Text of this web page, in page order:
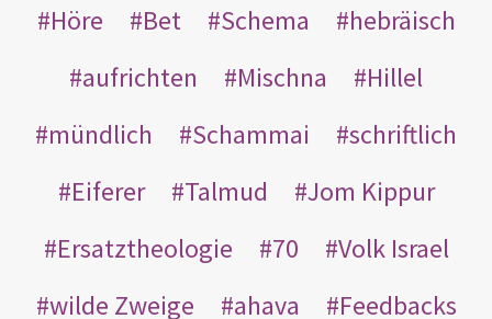
Höre
Bet Schema
hebräisch
aufrichten
Mischna
Hillel
mündlich
Schammai
schriftlich
Eiferer
Talmud
Jom Kippur
Ersatztheologie
70
Volk Israel
wilde Zweige
ahava
Feedbacks